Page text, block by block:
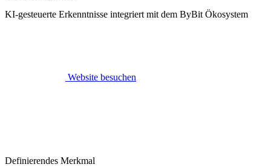
KI-gesteuerte Erkenntnisse integriert mit dem ByBit Ökosystem
Website besuchen
Definierendes Merkmal